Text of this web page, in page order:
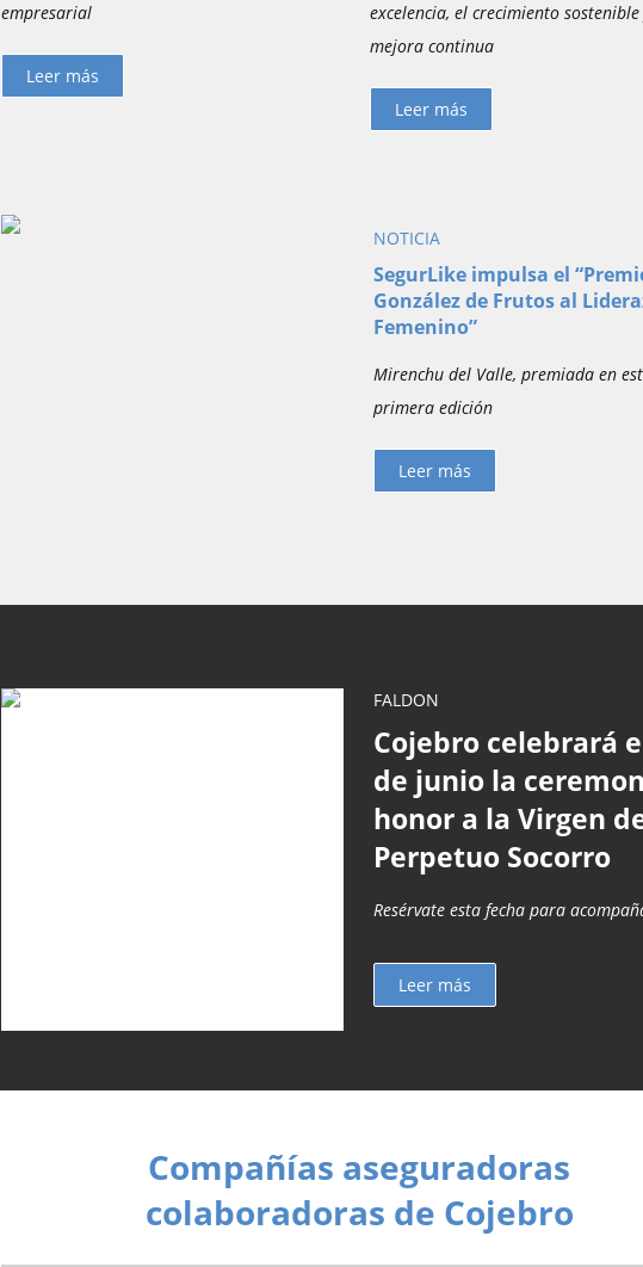
empresarial
Leer más
excelencia, el crecimiento
mejora continua
Leer más
NOTICIA
SegurLike impulsa el
González de Frutos al
Femenino”
Mirenchu del Valle, premiada en
primera edición
Leer más
FALDON
Cojebro celebrará
de junio la
honor a la Virgen
Perpetuo Socorro
Resérvate esta fecha para
Leer más
Compañías aseguradoras
colaboradoras de Cojebro